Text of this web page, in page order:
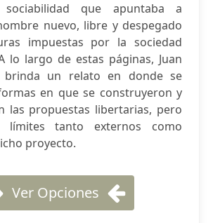
que apuntaba a
nuevo, libre y despegado
impuestas por la sociedad
lo largo de estas páginas, Juan
brinda un relato en donde se
en que se construyeron y
las propuestas libertarias, pero
límites tanto externos como
proyecto.
Ver Opciones